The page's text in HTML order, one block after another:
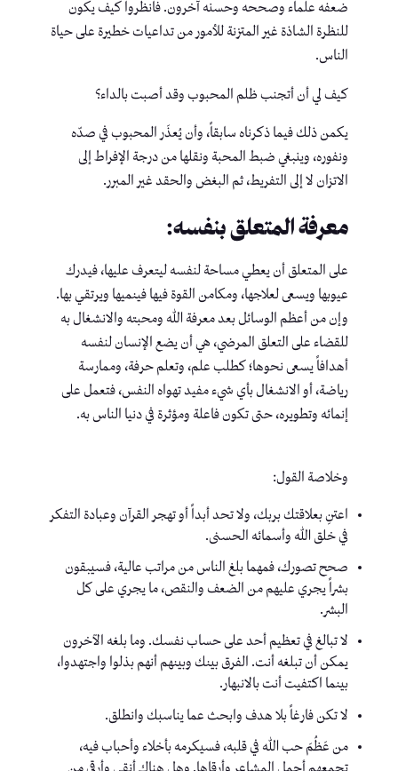
ضعفه علماء وصححه وحسنه آخرون. فانظروا كيف يكون
للنظرة الشاذة غير المتزنة للأمور من تداعيات خطيرة على حياة
الناس.
كيف لي أن أتجنب ظلم المحبوب وقد أصبت بالداء؟
يكمن ذلك فيما ذكرناه سابقاً، وأن يُعذَر المحبوب في صدّه
ونفوره، وينبغي ضبط المحبة ونقلها من درجة الإفراط إلى
الاتزان لا إلى التفريط، ثم البغض والحقد غير المبرر.
معرفة المتعلق بنفسه:
على المتعلق أن يعطي مساحة لنفسه ليتعرف عليها، فيدرك
عيوبها ويسعى لعلاجها، ومكامن القوة فيها فينميها ويرتقي بها.
وإن من أعظم الوسائل بعد معرفة الله ومحبته والانشغال به
للقضاء على التعلق المرضي، هي أن يضع الإنسان لنفسه
أهدافاً يسعى نحوها؛ كطلب علم، وتعلم حرفة، وممارسة
رياضة، أو الانشغال بأي شيء مفيد تهواه النفس، فتعمل على
إنمائه وتطويره، حتى تكون فاعلة ومؤثرة في دنيا الناس به.
وخلاصة القول:
اعتنِ بعلاقتك بربك، ولا تحد أبداً أو تهجر القرآن وعبادة التفكر
في خلق الله وأسمائه الحسنى.
صحح تصورك، فمهما بلغ الناس من مراتب عالية، فسيبقون
بشراً يجري عليهم من الضعف والنقص، ما يجري على كل
البشر.
لا تبالغ في تعظيم أحد على حساب نفسك. وما بلغه الآخرون
يمكن أن تبلغه أنت. الفرق بينك وبينهم أنهم بذلوا واجتهدوا،
بينما اكتفيت أنت بالانبهار.
لا تكن فارغاً بلا هدف وابحث عما يناسبك وانطلق.
من عَظُمَ حب الله في قلبه، فسيكرمه بأخلاء وأحباب فيه،
تجمعهم أجمل المشاعر وأرقاها. وهل هناك أنقى وأرقى من